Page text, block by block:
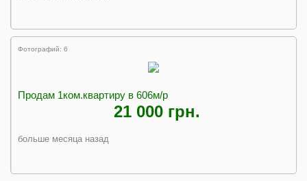
Фотографий: 6
Продам 1ком.квартиру в 606м/р
21 000 грн.
больше месяца назад